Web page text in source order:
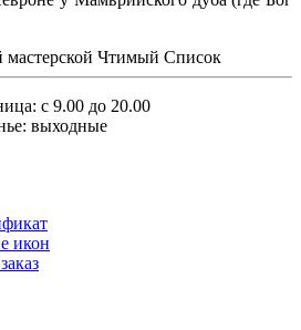
с 9.00 до 20.00
выходные
икон